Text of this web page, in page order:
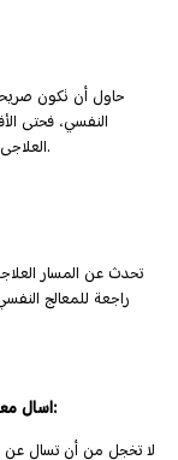
حاول أن تكون
النفسي، فحتى
العلاجى وهذا هو المكان الأنسب للمشاركة بهذه الأفكار والمشاعر.
تحدث عن المسار
راجعة للمعالج
4. اسال معالجك النفسي عن المصطلحات والتفسيرات المعقدة:
لا تخجل من أن تسال عن